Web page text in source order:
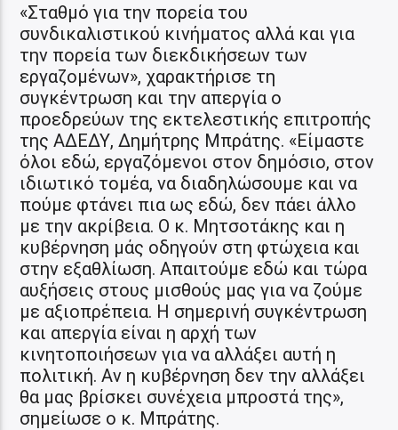
«Σταθμό για την πορεία του
συνδικαλιστικού κινήματος αλλά και για
την πορεία των διεκδικήσεων των
εργαζομένων», χαρακτήρισε τη
συγκέντρωση και την απεργία ο
προεδρεύων της εκτελεστικής επιτροπής
της ΑΔΕΔΥ, Δημήτρης Μπράτης. «Είμαστε
όλοι εδώ, εργαζόμενοι στον δημόσιο, στον
ιδιωτικό τομέα, να διαδηλώσουμε και να
πούμε φτάνει πια ως εδώ, δεν πάει άλλο
με την ακρίβεια. Ο κ. Μητσοτάκης και η
κυβέρνηση μάς οδηγούν στη φτώχεια και
στην εξαθλίωση. Απαιτούμε εδώ και τώρα
αυξήσεις στους μισθούς μας για να ζούμε
με αξιοπρέπεια. Η σημερινή συγκέντρωση
και απεργία είναι η αρχή των
κινητοποιήσεων για να αλλάξει αυτή η
πολιτική. Αν η κυβέρνηση δεν την αλλάξει
θα μας βρίσκει συνέχεια μπροστά της»,
σημείωσε ο κ. Μπράτης.